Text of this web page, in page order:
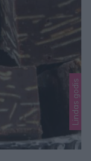
Lindas godis